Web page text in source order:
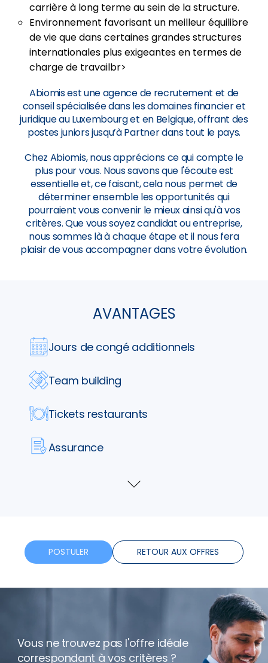
carrière à long terme au sein de la structure.
Environnement favorisant un meilleur équilibre
de vie que dans certaines grandes structures
internationales plus exigeantes en termes de
charge de travailbr>
Abiomis est une agence de recrutement et de
conseil spécialisée dans les domaines financier et
juridique au Luxembourg et en Belgique, offrant des
postes juniors jusqu’à Partner dans tout le pays.
Chez Abiomis, nous apprécions ce qui compte le
plus pour vous. Nous savons que l'écoute est
essentielle et, ce faisant, cela nous permet de
déterminer ensemble les opportunités qui
pourraient vous convenir le mieux ainsi qu'à vos
critères. Que vous soyez candidat ou entreprise,
nous sommes là à chaque étape et il nous fera
plaisir de vous accompagner dans votre évolution.
AVANTAGES
Jours de congé additionnels
Team building
Tickets restaurants
Assurance
Horaires flexibles
Télétravail
Voir
POSTULER RETOUR AUX OFFRES
Vous ne trouvez pas l'offre idéale
correspondant à vos critères ?